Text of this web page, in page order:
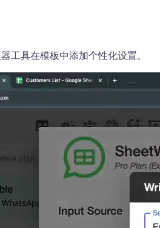
工具在模板中添加个性化设置。